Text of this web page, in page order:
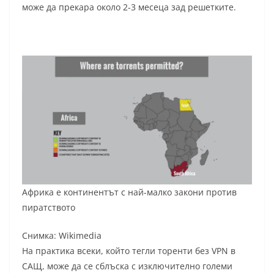
може да прекара около 2-3 месеца зад решетките.
Африка е континентът с най-малко закони против
пиратството
Снимка: Wikimedia
На практика всеки, който тегли торенти без VPN в
САЩ, може да се сблъска с изключително големи